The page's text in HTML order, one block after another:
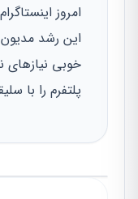
این رشد
خوبی
پلتفرم را با